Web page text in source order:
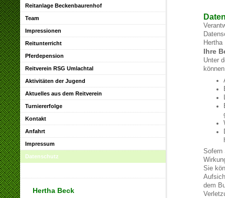
Hertha
Ihre
Unter
Sofern
Sie
dem
Reitanlage Beckenbaurenhof
Team
Impressionen
Reitunterricht
Pferdepension
Reitverein RSG Umlachtal
Aktivitäten der Jugend
Aktuelles aus dem Reitverein
Turniererfolge
Kontakt
Anfahrt
Impressum
Datenschutz
Hertha Beck